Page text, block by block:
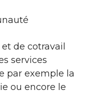
de cotravail
services
par exemple la
ou encore le